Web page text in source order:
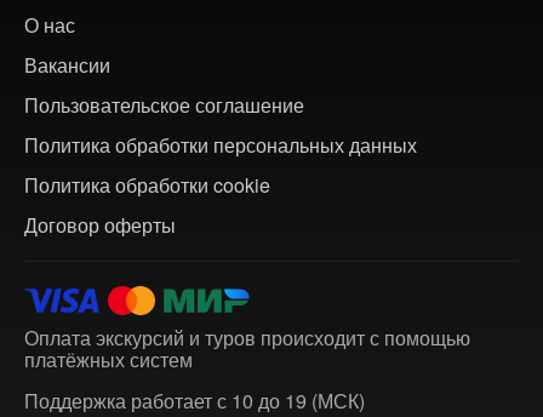
О нас
Вакансии
Пользовательское соглашение
Политика обработки персональных данных
Политика обработки cookie
Договор оферты
Оплата экскурсий и туров происходит с помощью
платёжных систем
Поддержка работает с 10 до 19 (МСК)